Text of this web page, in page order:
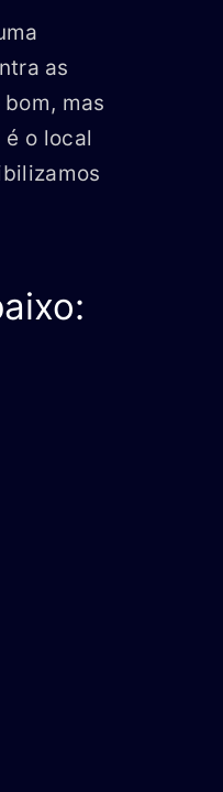
as
mas
o local